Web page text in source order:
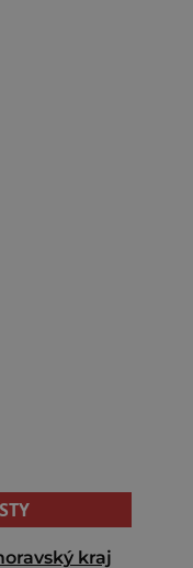
kraj